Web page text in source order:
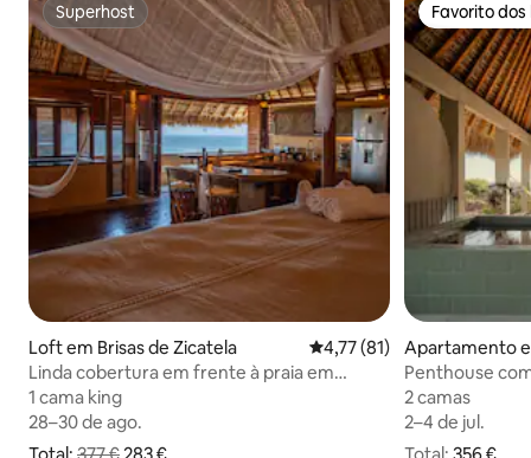
Superhost
Superhost
Loft em Brisas de Zicatela
Linda cobertura em frente à praia em
localização perfeita
1 cama king
1 cama king
28–30 de ago.
28–30 de ago.
Classificação média de
4,77 (81)
Favorito
Favorito
Apartamento
a
Penthouse
selva e o céu
2 camas
2 camas
2–4 de jul.
2–4 de jul.